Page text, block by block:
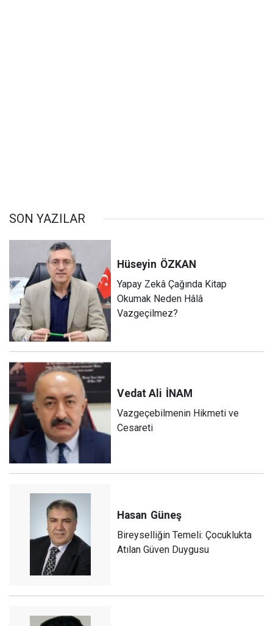
SON YAZILAR
Hüseyin ÖZKAN
Yapay Zekâ Çağında Kitap
Okumak Neden Hâlâ
Vazgeçilmez?
Vedat Ali İNAM
Vazgeçebilmenin Hikmeti ve
Cesareti
Hasan Güneş
Bireyselliğin Temeli: Çocuklukta
Atılan Güven Duygusu